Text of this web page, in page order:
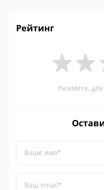
Рейтинг
Нажмите,
Ваше имя*
Ваш email*